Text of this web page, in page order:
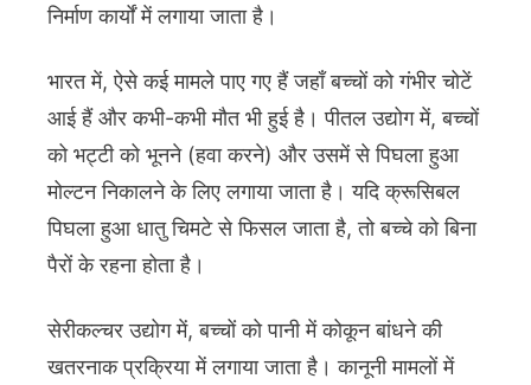
निर्माण कार्यों में लगाया जाता है।
भारत में, ऐसे कई मामले पाए गए हैं जहाँ बच्चों को गंभीर चोटें
आई हैं और कभी-कभी मौत भी हुई है। पीतल उद्योग में, बच्चों
को भट्टी को भूनने (हवा करने) और उसमें से पिघला हुआ
मोल्टन निकालने के लिए लगाया जाता है। यदि क्रूसिबल
पिघला हुआ धातु चिमटे से फिसल जाता है, तो बच्चे को बिना
पैरों के रहना होता है।
सेरीकल्चर उद्योग में, बच्चों को पानी में कोकून बांधने की
खतरनाक प्रक्रिया में लगाया जाता है। कानूनी मामलों में